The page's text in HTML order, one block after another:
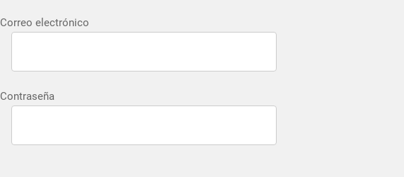
Correo electrónico
Contraseña